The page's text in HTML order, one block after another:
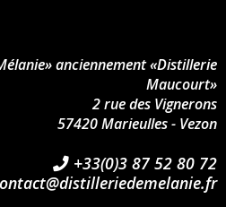
anciennement «Distillerie
Maucourt»
2 rue des Vignerons
57420 Marieulles - Vezon
+33(0)3 87 52 80 72